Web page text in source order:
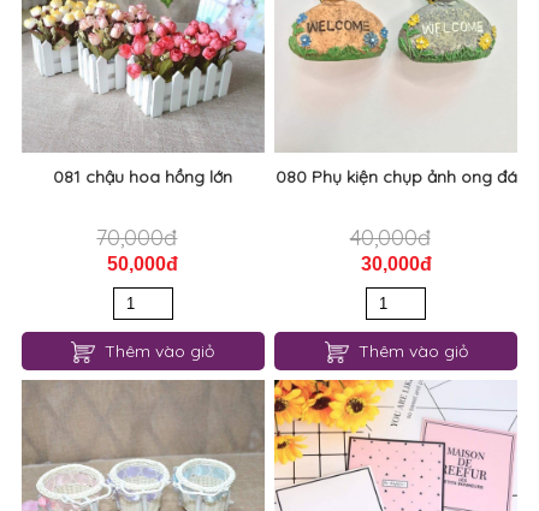
081 chậu hoa hồng lớn
70,000đ
50,000đ
Thêm vào giỏ
080 Phụ kiện chụp ảnh ong đá
40,000đ
30,000đ
Thêm vào giỏ